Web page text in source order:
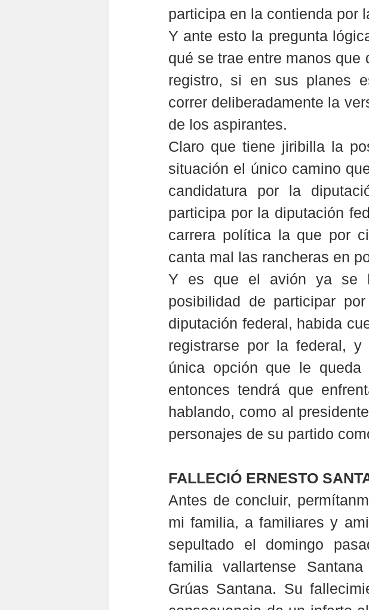
participa en la contienda por
Y ante esto la pregunta
qué se trae entre manos que
registro, si en sus planes
correr deliberadamente la
de los aspirantes.
Claro que tiene jiribilla la
situación el único camino
candidatura por la
participa por la diputación
carrera política la que por
canta mal las rancheras en
Y es que el avión ya se
posibilidad de participar
diputación federal, habida
registrarse por la federal,
única opción que le queda
entonces tendrá que
hablando, como al
personajes de su partido
FALLECIÓ ERNESTO
Antes de concluir,
mi familia, a familiares y
sepultado el domingo
familia vallartense
Grúas Santana. Su